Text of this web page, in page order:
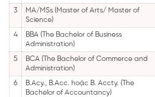
3
MA/MSs (Master of Arts/ Master of
Science)
4
BBA (The Bachelor of Business
Administration)
5
BCA (The Bachelor of Commerce and
Administration)
6
B.Acy., B.Acc. hoặc B. Accty. (The
Bachelor of Accountancy)